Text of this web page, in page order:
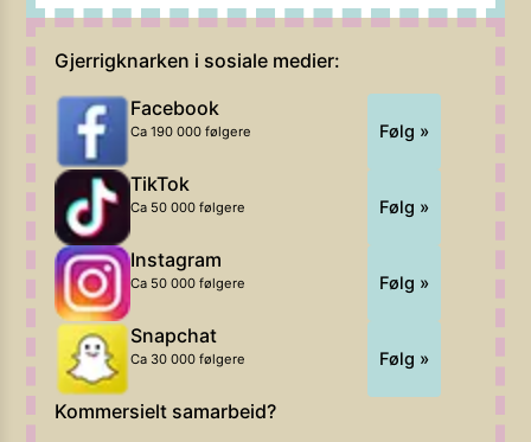
Gjerrigknarken i sosiale medier:
Facebook
Ca 190 000 følgere Følg »
TikTok
Ca 50 000 følgere Følg »
Instagram
Ca 50 000 følgere Følg »
Snapchat
Ca 30 000 følgere Følg »
Kommersielt samarbeid?